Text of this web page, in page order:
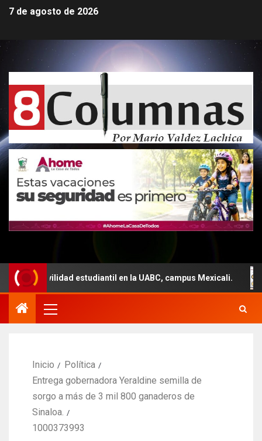
7 de agosto de 2026
estudiantil en la UABC, campus Mexicali.
Inicio
Política
Entrega gobernadora Yeraldine semilla de
sorgo a más de 3 mil 800 ganaderos de
Sinaloa.
1000373993